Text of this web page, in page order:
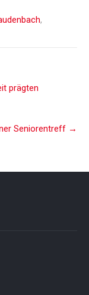
,
prägten
Seniorentreff →